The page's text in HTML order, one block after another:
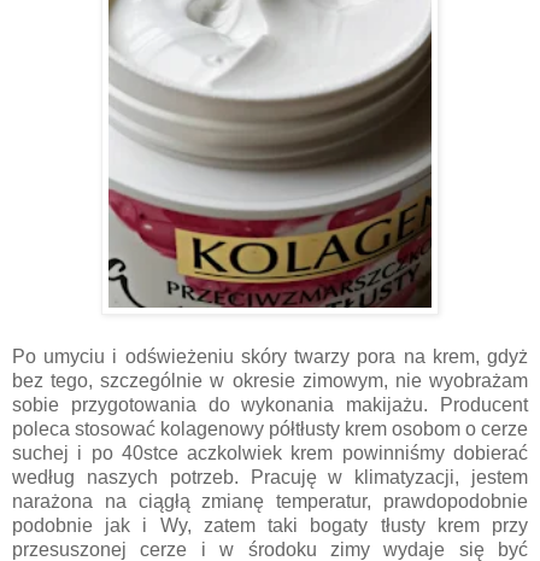
Po umyciu i odświeżeniu skóry twarzy pora na krem, gdyż
bez tego, szczególnie w okresie zimowym, nie wyobrażam
sobie przygotowania do wykonania makijażu. Producent
poleca stosować kolagenowy półtłusty krem osobom o cerze
suchej i po 40stce aczkolwiek krem powinniśmy dobierać
według naszych potrzeb. Pracuję w klimatyzacji, jestem
narażona na ciągłą zmianę temperatur, prawdopodobnie
podobnie jak i Wy, zatem taki bogaty tłusty krem przy
przesuszonej cerze i w środoku zimy wydaje się być